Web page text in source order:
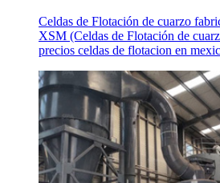
Celdas de Flotación de cuarzo
XSM (Celdas de Flotación de
precios celdas de flotacion en